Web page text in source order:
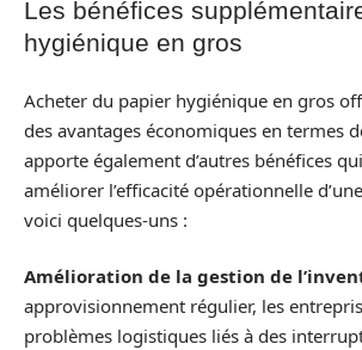
Les bénéfices
hygiénique en gros
Acheter du papier hygiénique en gros
des avantages économiques en termes
apporte également d’autres bénéfices
améliorer l’efficacité opérationnelle
voici quelques-uns :
Amélioration de la gestion de
approvisionnement régulier, les
problèmes logistiques liés à des